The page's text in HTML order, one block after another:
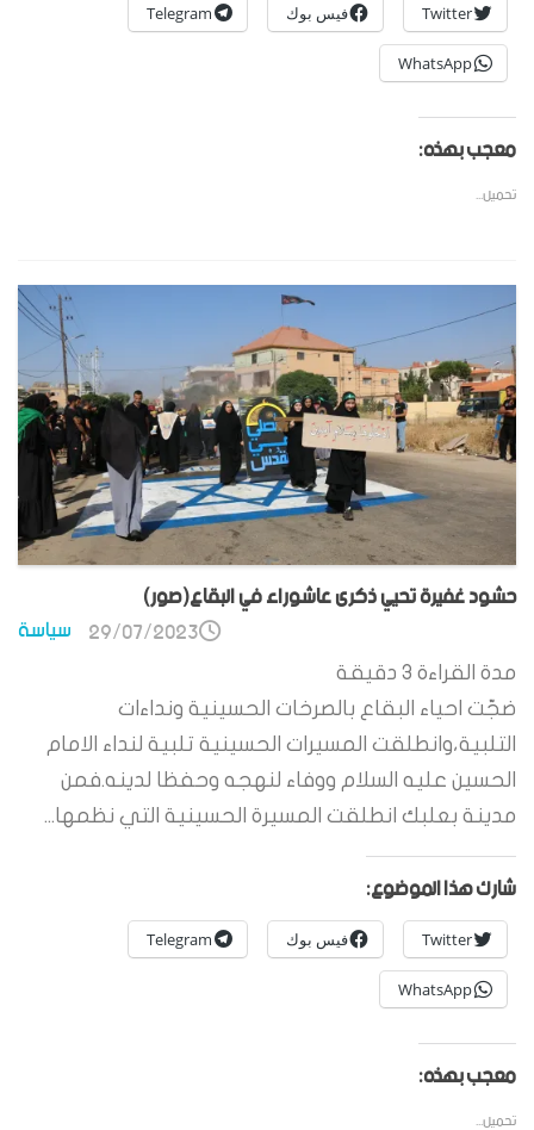
Twitter فيس بوك Telegram
WhatsApp
معجب بهذه:
تحميل...
حشود غفيرة تحيي ذكرى عاشوراء في البقاع(صور)
سياسة 29/07/2023
مدة القراءة 3 دقيقة
ضجّت احياء البقاع بالصرخات الحسينية ونداءات
التلبية،وانطلقت المسيرات الحسينية تلبية لنداء الامام
الحسين عليه السلام ووفاء لنهجه وحفظا لدينه.فمن
مدينة بعلبك انطلقت المسيرة الحسينية التي نظمها...
شارك هذا الموضوع:
Twitter فيس بوك Telegram
WhatsApp
معجب بهذه:
تحميل...